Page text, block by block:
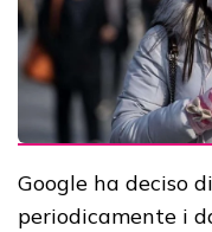
Google ha deciso
periodicamente i